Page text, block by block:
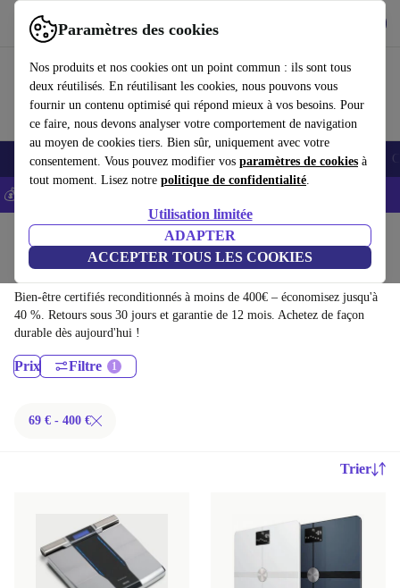
Paramètres des cookies
Nos produits et nos cookies ont un point commun : ils sont tous
deux réutilisés. En réutilisant les cookies, nous pouvons vous
fournir un contenu optimisé qui répond mieux à vos besoins. Pour
ce faire, nous devons analyser votre comportement de navigation
au moyen de cookies tiers. Bien sûr, uniquement avec votre
consentement. Vous pouvez modifier vos paramètres de cookies à
tout moment. Lisez notre politique de confidentialité.
Utilisation limitée
ADAPTER
ACCEPTER TOUS LES COOKIES
Utilisez refurbed rapidement et facilement
Smartphones Laptops Tablettes Montres connectées Accessoires
💰-5% EXTRA sur les iPhones – Code: IPHONEDEAL -
Santé & Beauté
Bien-être:
Bien-être certifiés reconditionnés à moins de 400€ – économisez jusqu'à
40 %. Retours sous 30 jours et garantie de 12 mois. Achetez de façon
durable dès aujourd'hui !
Prix Filtre
69 € - 400 €
Trier